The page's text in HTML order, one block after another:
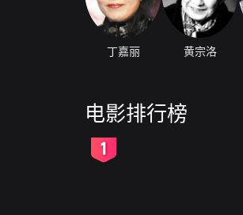
丁嘉丽 黄宗洛
电影排行榜